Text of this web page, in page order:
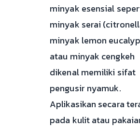
minyak esensial
minyak serai
minyak lemon
atau minyak cengkeh
dikenal memiliki sifat
pengusir nyamuk.
Aplikasikan secara
pada kulit atau